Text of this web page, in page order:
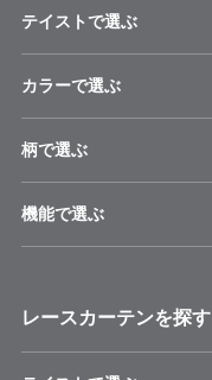
テイストで選ぶ
カラーで選ぶ
柄で選ぶ
機能で選ぶ
レースカーテンを探す